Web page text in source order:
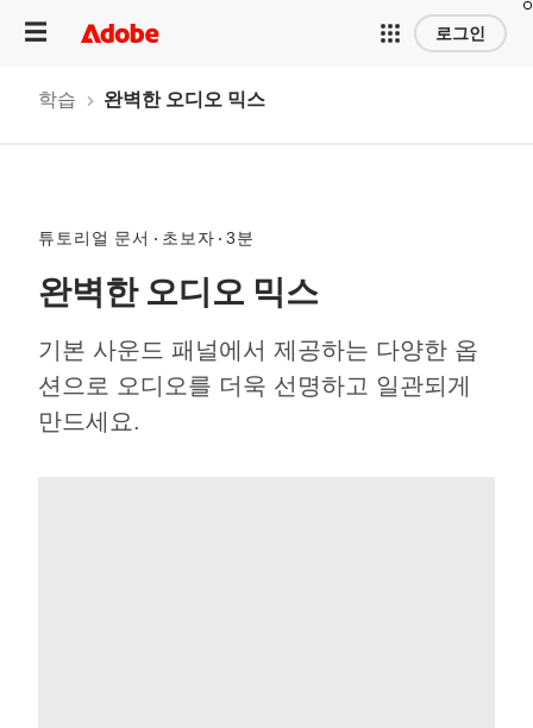
로그인
학습 완벽한 오디오 믹스
튜토리얼 문서 초보자 3분
완벽한 오디오 믹스
기본 사운드 패널에서 제공하는 다양한 옵
션으로 오디오를 더욱 선명하고 일관되게
만드세요.